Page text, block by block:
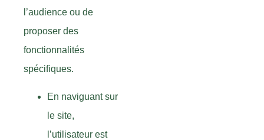
l’audience ou de
proposer des
fonctionnalités
spécifiques.
En naviguant sur
le site,
l’utilisateur est